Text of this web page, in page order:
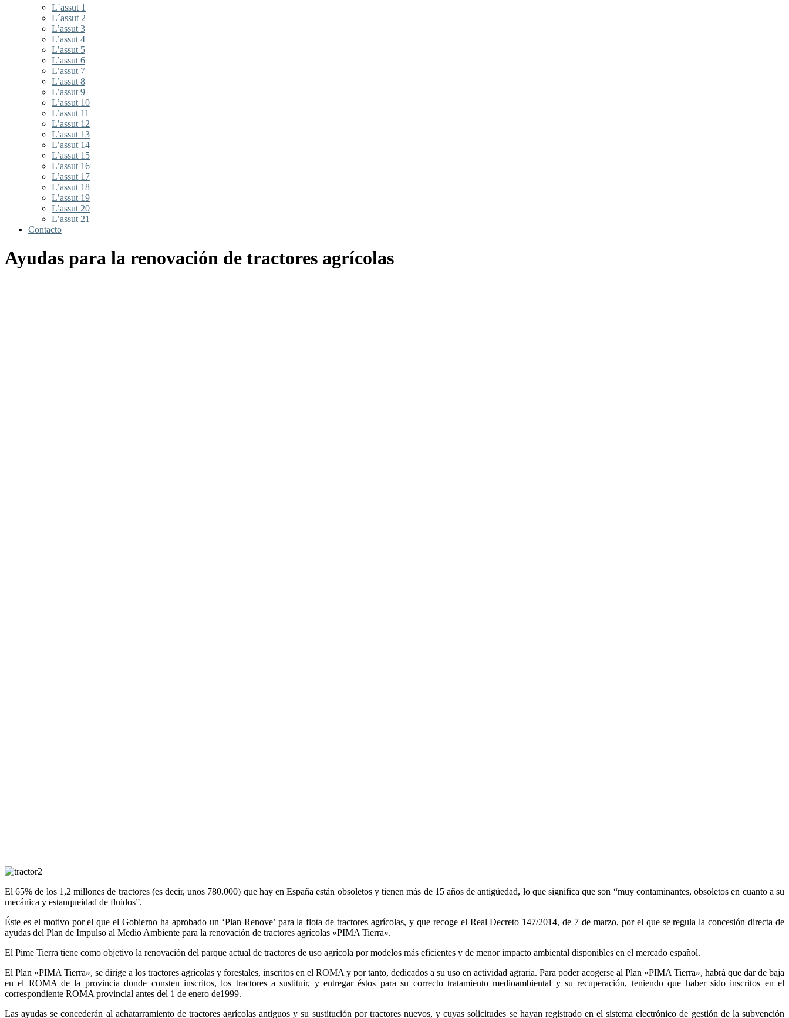
L´assut 1
L´assut 2
L’assut 3
L’assut 4
L’assut 5
L’assut 6
L’assut 7
L’assut 8
L’assut 9
L’assut 10
L’assut 11
L’assut 12
L’assut 13
L’assut 14
L’assut 15
L’assut 16
L’assut 17
L’assut 18
L’assut 19
L’assut 20
L’assut 21
Contacto
Ayudas para la renovación de tractores agrícolas
El 65% de los 1,2 millones de tractores (es decir, unos 780.000) que hay en España están obsoletos y tienen más de 15 años de antigüedad, lo que significa que son “muy contaminantes, obsoletos en cuanto a su
mecánica y estanqueidad de fluidos”.
Éste es el motivo por el que el Gobierno ha aprobado un ‘Plan Renove’ para la flota de tractores agrícolas, y que recoge el Real Decreto 147/2014, de 7 de marzo, por el que se regula la concesión directa de
ayudas del Plan de Impulso al Medio Ambiente para la renovación de tractores agrícolas «PIMA Tierra».
El Pime Tierra tiene como objetivo la renovación del parque actual de tractores de uso agrícola por modelos más eficientes y de menor impacto ambiental disponibles en el mercado español.
El Plan «PIMA Tierra», se dirige a los tractores agrícolas y forestales, inscritos en el ROMA y por tanto, dedicados a su uso en actividad agraria. Para poder acogerse al Plan «PIMA Tierra», habrá que dar de baja
en el ROMA de la provincia donde consten inscritos, los tractores a sustituir, y entregar éstos para su correcto tratamiento medioambiental y su recuperación, teniendo que haber sido inscritos en el
correspondiente ROMA provincial antes del 1 de enero de1999.
Las ayudas se concederán al achatarramiento de tractores agrícolas antiguos y su sustitución por tractores nuevos, y cuyas solicitudes se hayan registrado en el sistema electrónico de gestión de la subvención